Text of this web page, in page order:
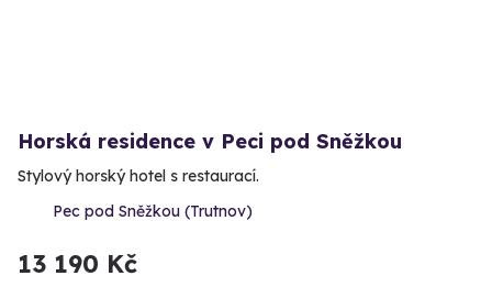
Horská residence v Peci pod Sněžkou
Stylový horský hotel s restaurací.
Pec pod Sněžkou (Trutnov)
13 190 Kč